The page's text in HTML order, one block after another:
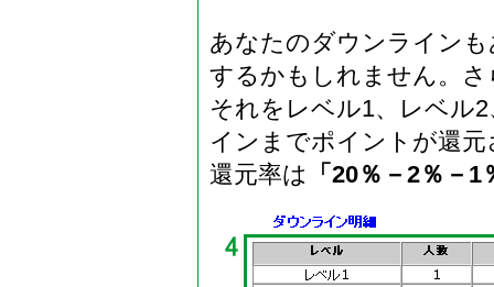
あなたのダウンライン
するかもしれません。
それをレベル1、レベル
インまでポイントが還
還元率は
「20％－2％－